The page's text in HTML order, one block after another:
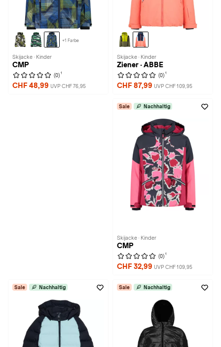
+1 Farbe
Skijacke · Kinder
CMP
(0) 1
CHF 48,99 UVP CHF 76,95
Skijacke · Kinder
Ziener · ABBE
(0) 1
CHF 87,99 UVP CHF 109,95
Sale Nachhaltig
Skijacke · Kinder
CMP
(0) 1
CHF 32,99 UVP CHF 109,95
Sale Nachhaltig Sale Nachhaltig